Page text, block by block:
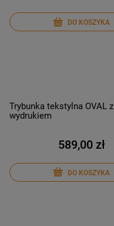
DO KOSZYKA
Trybunka tekstylna OVAL z
wydrukiem
589,00 zł
DO KOSZYKA